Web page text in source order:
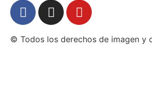
© Todos los derechos de imagen y